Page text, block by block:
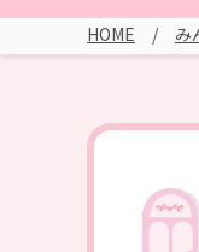
HOME み